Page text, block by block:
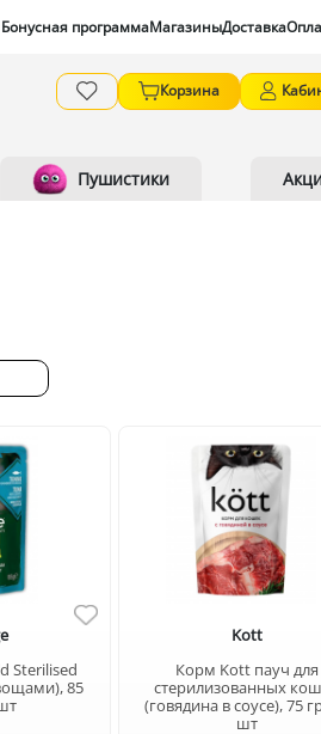
Бонусная программаМагазиныДоставка
Корзина
Пушистики
Sterilised
85
Kott
Корм Kott пауч для
стерилизованных
(говядина в соусе), 75
шт